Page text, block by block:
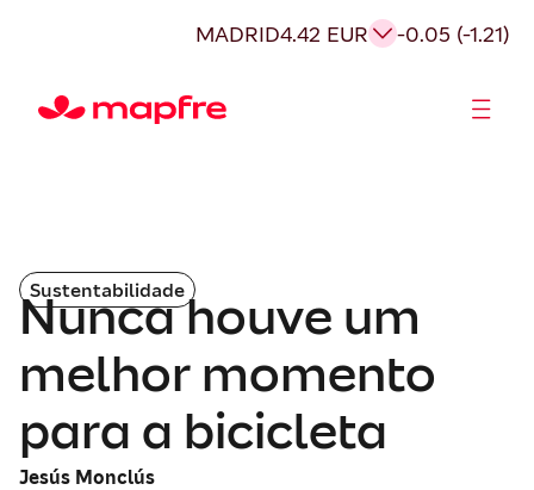
MADRID4.42 EUR -0.05 (-1.21)
Sustentabilidade
Nunca houve um
melhor momento
para a bicicleta
Jesús Monclús